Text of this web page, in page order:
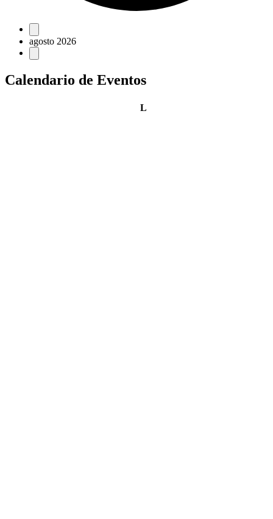
Eventos
agosto 2026
Calendario de Eventos
Llunes